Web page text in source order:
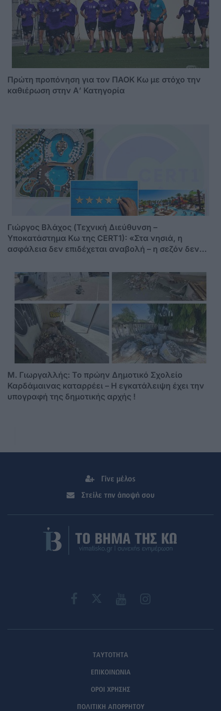
Πρώτη προπόνηση για τον ΠΑΟΚ Κω με στόχο την
καθιέρωση στην Α’ Κατηγορία
Γιώργος Βλάχος (Τεχνική Διεύθυνση –
Υποκατάστημα Κω της CERT1): «Στα νησιά, η
ασφάλεια δεν επιδέχεται αναβολή – η σεζόν δεν
M. Γιωργαλλής: Το πρώην Δημοτικό Σχολείο
Καρδάμαινας καταρρέει – Η εγκατάλειψη έχει την
υπογραφή της δημοτικής αρχής !
Γίνε μέλος
Στείλε την άποψή σου
ΤΑΥΤΟΤΗΤΑ
ΕΠΙΚΟΙΝΩΝΙΑ
ΟΡΟΙ ΧΡΗΣΗΣ
ΠΟΛΙΤΙΚΗ ΑΠΟΡΡΗΤΟΥ